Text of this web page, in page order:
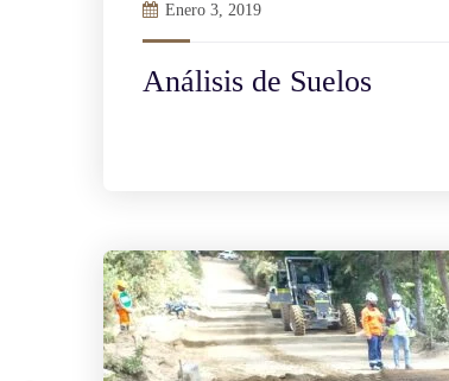
Enero 3, 2019
Análisis de Suelos